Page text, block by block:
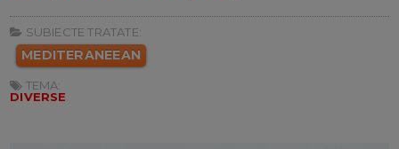
SUBIECTE TRATATE:
MEDITERANEEAN
TEMA:
DIVERSE